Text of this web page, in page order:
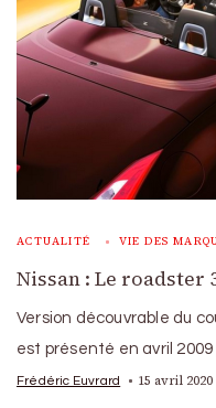
ACTUALITÉ VIE DES
Nissan : Le roadster
Version découvrable du
est présenté en avril
Frédéric Euvrard 15 avril 2020